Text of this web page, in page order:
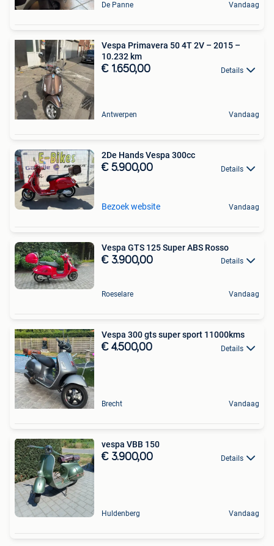
De Panne Vandaag
Vespa Primavera 50 4T 2V – 2015 –
10.232 km
€ 1.650,00 Details
Antwerpen Vandaag
2De Hands Vespa 300cc
€ 5.900,00 Details
Bezoek website Vandaag
Vespa GTS 125 Super ABS Rosso
€ 3.900,00 Details
Roeselare Vandaag
Vespa 300 gts super sport 11000kms
€ 4.500,00 Details
Brecht Vandaag
vespa VBB 150
€ 3.900,00 Details
Huldenberg Vandaag